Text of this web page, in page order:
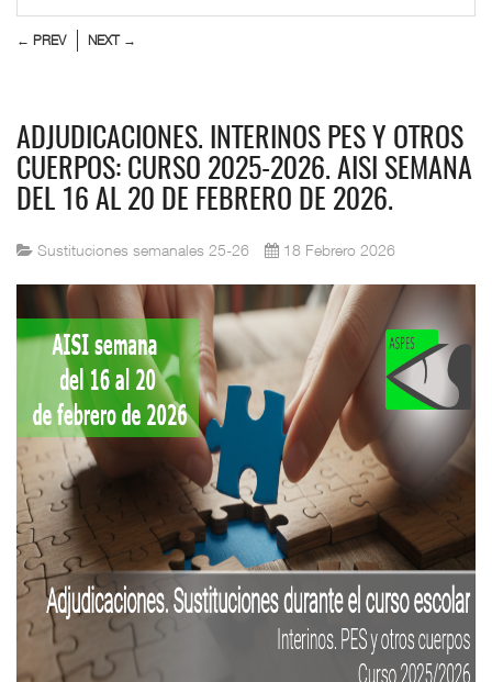
← PREV NEXT →
ADJUDICACIONES. INTERINOS PES Y OTROS
CUERPOS: CURSO 2025-2026. AISI SEMANA
DEL 16 AL 20 DE FEBRERO DE 2026.
Sustituciones semanales 25-26 18 Febrero 2026